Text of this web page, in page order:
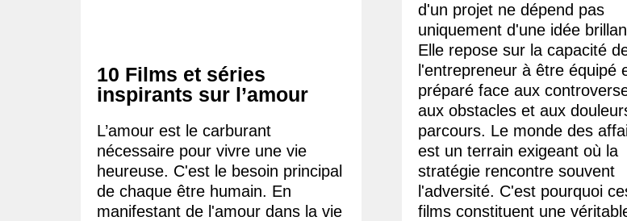
10 Films et séries
inspirants sur l’amour
L’amour est le carburant
nécessaire pour vivre une vie
heureuse. C'est le besoin principal
de chaque être humain. En
manifestant de l'amour dans la vie
d'un projet ne dépend pas
uniquement d'une idée
Elle repose sur la capacité
l'entrepreneur à être équipé
préparé face aux
aux obstacles et aux
parcours. Le monde des
est un terrain exigeant où la
stratégie rencontre souvent
l'adversité. C'est pourquoi
films constituent une